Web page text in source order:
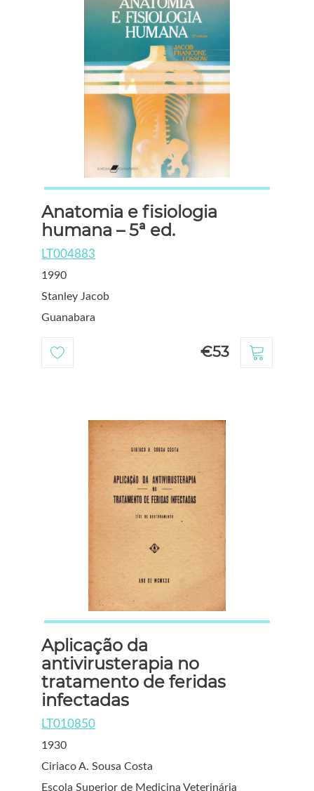
Anatomia e fisiologia
humana – 5ª ed.
LT004883
1990
Stanley Jacob
Guanabara
€53
Aplicação da
antivirusterapia no
tratamento de feridas
infectadas
LT010850
1930
Ciriaco A. Sousa Costa
Escola Superior de Medicina Veterinária